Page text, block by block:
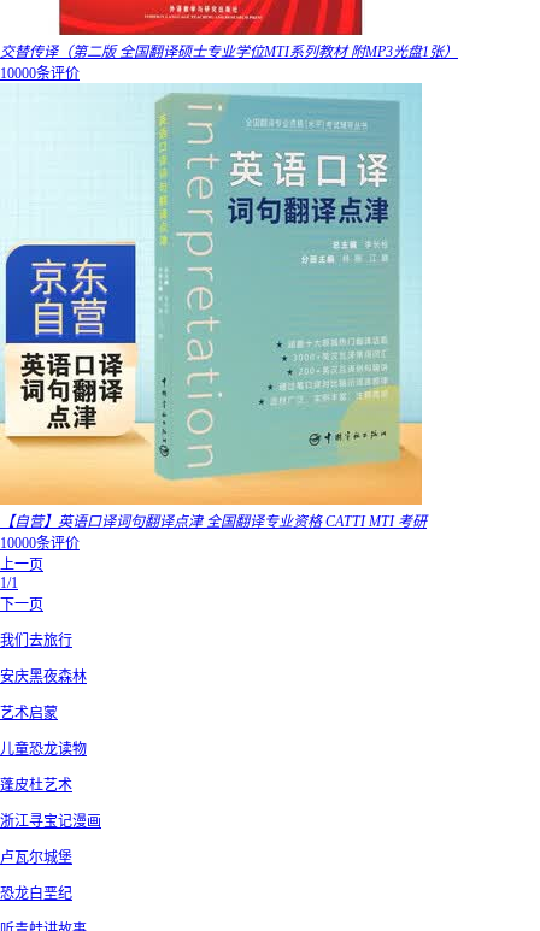
交替传译（第二版 全国翻译硕士专业学位MTI系列教材 附MP3光盘1张）
10000条评价
【自营】英语口译词句翻译点津 全国翻译专业资格 CATTI MTI 考研
10000条评价
上一页
1/1
下一页
我们去旅行
安庆黑夜森林
艺术启蒙
儿童恐龙读物
蓬皮杜艺术
浙江寻宝记漫画
卢瓦尔城堡
恐龙白垩纪